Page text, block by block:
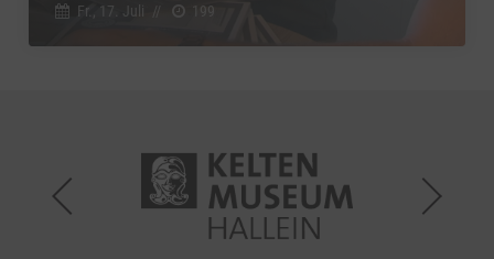
Fr., 17. Juli // 199